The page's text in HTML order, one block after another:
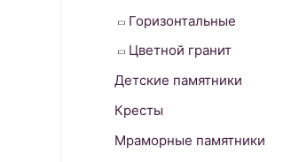
o
:
Горизонтальные
Цветной гранит
Детские памятники
Кресты
Мраморные памятники